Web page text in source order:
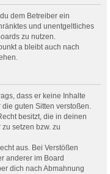
dem Betreiber ein
und unentgeltliches
zu nutzen.
a bleibt auch nach
dass er keine Inhalte
guten Sitten verstoßen.
besitzt, die in deinen
setzen bzw. zu
aus. Bei Verstößen
anderer im Board
dich nach Abmahnung